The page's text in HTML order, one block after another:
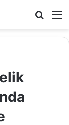
Ara